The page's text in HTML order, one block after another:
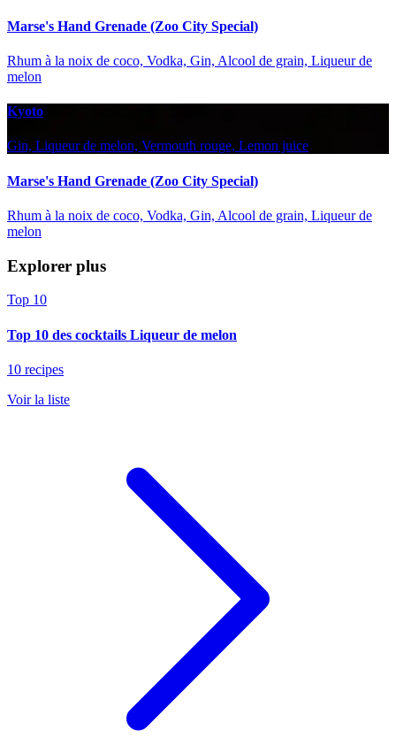
Marse's Hand Grenade (Zoo City Special)
Rhum à la noix de coco, Vodka, Gin, Alcool de grain, Liqueur de
melon
Kyoto
Gin, Liqueur de melon, Vermouth rouge, Lemon juice
Marse's Hand Grenade (Zoo City Special)
Rhum à la noix de coco, Vodka, Gin, Alcool de grain, Liqueur de
melon
Explorer plus
Top 10
Top 10 des cocktails Liqueur de melon
10 recipes
Voir la liste